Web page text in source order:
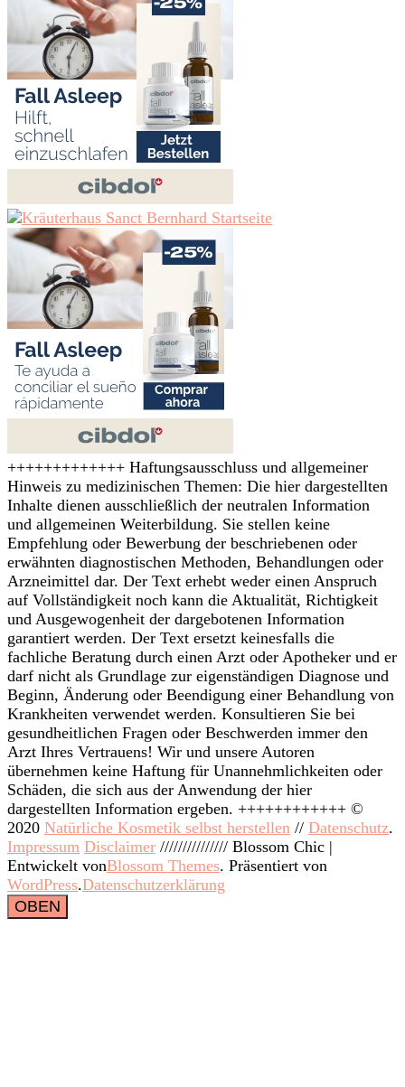
+++++++++++++ Haftungsausschluss und allgemeiner
Hinweis zu medizinischen Themen: Die hier dargestellten
Inhalte dienen ausschließlich der neutralen Information
und allgemeinen Weiterbildung. Sie stellen keine
Empfehlung oder Bewerbung der beschriebenen oder
erwähnten diagnostischen Methoden, Behandlungen oder
Arzneimittel dar. Der Text erhebt weder einen Anspruch
auf Vollständigkeit noch kann die Aktualität, Richtigkeit
und Ausgewogenheit der dargebotenen Information
garantiert werden. Der Text ersetzt keinesfalls die
fachliche Beratung durch einen Arzt oder Apotheker und er
darf nicht als Grundlage zur eigenständigen Diagnose und
Beginn, Änderung oder Beendigung einer Behandlung von
Krankheiten verwendet werden. Konsultieren Sie bei
gesundheitlichen Fragen oder Beschwerden immer den
Arzt Ihres Vertrauens! Wir und unsere Autoren
übernehmen keine Haftung für Unannehmlichkeiten oder
Schäden, die sich aus der Anwendung der hier
dargestellten Information ergeben. ++++++++++++ ©
2020 Natürliche Kosmetik selbst herstellen // Datenschutz.
Impressum Disclaimer /////////////// Blossom Chic |
Entwickelt vonBlossom Themes. Präsentiert von
WordPress.Datenschutzerklärung
OBEN